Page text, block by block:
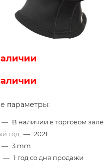
параметры:
— В наличии в торговом зале
год — 2021
— 3 mm
— 1 год со дня продажи